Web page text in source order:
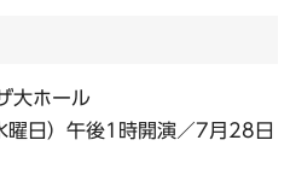
大ホール
日）午後1時開演／7月28日